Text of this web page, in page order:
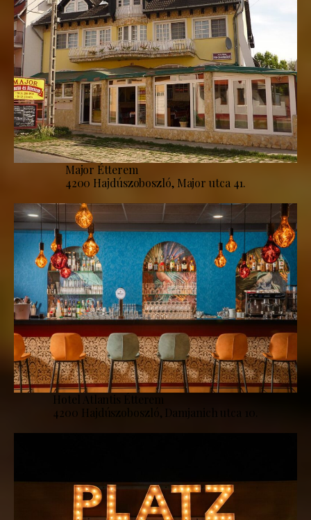
Major Étterem
4200 Hajdúszoboszló, Major utca 41.
Hotel Atlantis Étterem
4200 Hajdúszoboszló, Damjanich utca 10.